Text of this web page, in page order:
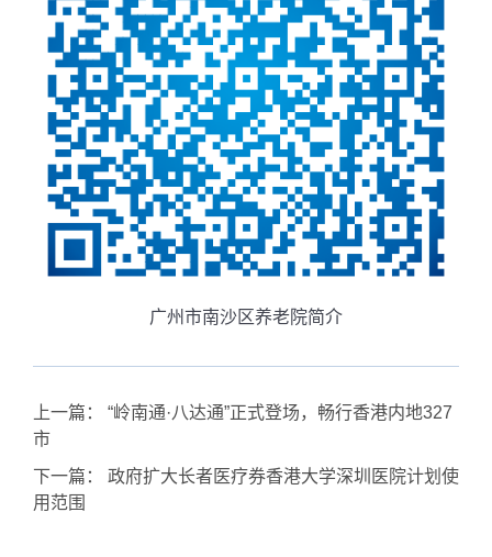
广州市南沙区养老院简介
上一篇：
“岭南通·八达通”正式登场，畅行香港内地327
市
下一篇：
政府扩大长者医疗券香港大学深圳医院计划使
用范围